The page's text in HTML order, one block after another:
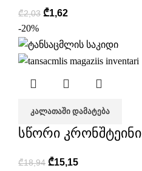
₾2,03 ₾1,62
-20%
ᲙᲐᲚᲐᲗᲐᲨᲘ ᲓᲐᲛᲐᲢᲔᲑᲐ
სწორი კრონშტეინი
₾18,94 ₾15,15